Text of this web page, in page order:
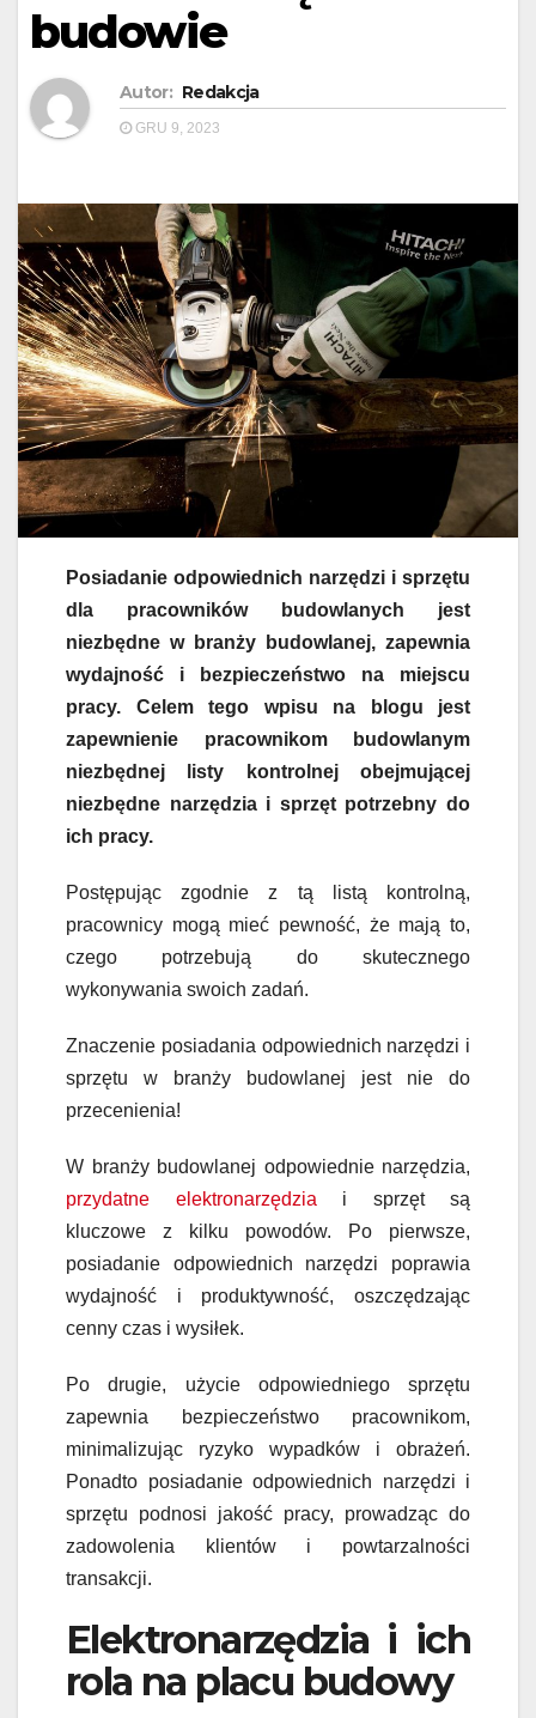
budowie
Autor: Redakcja
GRU 9, 2023
Posiadanie odpowiednich narzędzi i sprzętu
dla pracowników budowlanych jest
niezbędne w branży budowlanej, zapewnia
wydajność i bezpieczeństwo na miejscu
pracy. Celem tego wpisu na blogu jest
zapewnienie pracownikom budowlanym
niezbędnej listy kontrolnej obejmującej
niezbędne narzędzia i sprzęt potrzebny do
ich pracy.
Postępując zgodnie z tą listą kontrolną,
pracownicy mogą mieć pewność, że mają to,
czego potrzebują do skutecznego
wykonywania swoich zadań.
Znaczenie posiadania odpowiednich narzędzi i
sprzętu w branży budowlanej jest nie do
przecenienia!
W branży budowlanej odpowiednie narzędzia,
przydatne elektronarzędzia i sprzęt są
kluczowe z kilku powodów. Po pierwsze,
posiadanie odpowiednich narzędzi poprawia
wydajność i produktywność, oszczędzając
cenny czas i wysiłek.
Po drugie, użycie odpowiedniego sprzętu
zapewnia bezpieczeństwo pracownikom,
minimalizując ryzyko wypadków i obrażeń.
Ponadto posiadanie odpowiednich narzędzi i
sprzętu podnosi jakość pracy, prowadząc do
zadowolenia klientów i powtarzalności
transakcji.
Elektronarzędzia i ich
rola na placu budowy